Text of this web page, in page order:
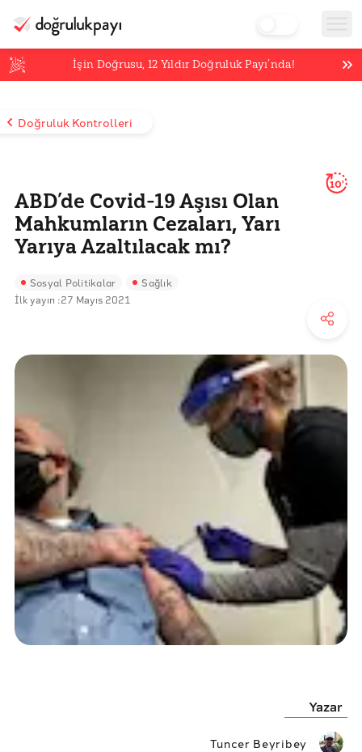
İşin Doğrusu,12 Yıldır Doğruluk Payı’nda!
Doğruluk Kontrolleri
ABD’de Covid-19 Aşısı Olan
Mahkumların Cezaları, Yarı
Yarıya Azaltılacak mı?
10'
Sosyal Politikalar Sağlık
İlk yayın :27 Mayıs 2021
Yazar
Tuncer Beyribey